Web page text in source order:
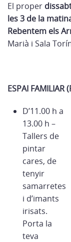
El proper
les 3 de la
Rebentem els
Marià i Sala
ESPAI FAMILIAR
D’11.00 h a
13.00 h –
Tallers de
pintar
cares, de
tenyir
samarretes
i d’imants
irisats.
Porta la
teva